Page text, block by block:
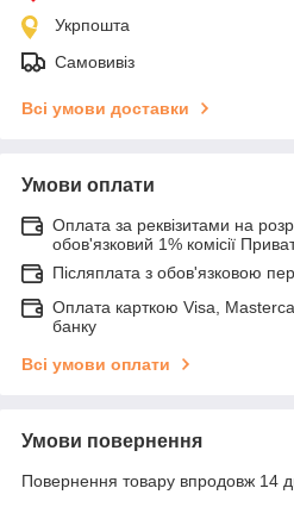
Укрпошта
Самовивіз
Всі умови доставки
Умови оплати
Оплата за реквізитами на
обов'язковий 1% комісії
Післяплата з обов'язковою
Оплата карткою Visa,
банку
Всі умови оплати
Умови повернення
Повернення товару впродовж 14